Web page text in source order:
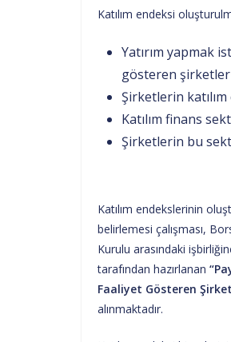
Katılım endeksi
Yatırım yapmak
gösteren şirketler
Şirketlerin katılım
Katılım finans
Şirketlerin bu
Katılım endekslerinin
belirlemesi çalışması,
Kurulu arasındaki
tarafından hazırlanan
Faaliyet Gösteren
alınmaktadır.